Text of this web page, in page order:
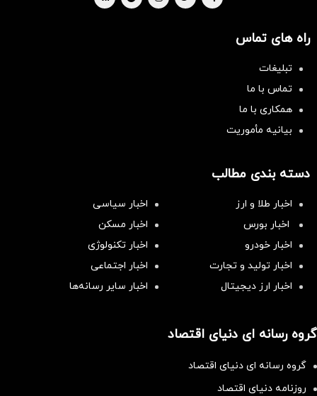
راه های تماس
تبلیغات
تماس با ما
همکاری با ما
بیانیه مأموریت
دسته بندی مطالب
اخبار طلا و ارز
اخبار سیاسی
اخبار بورس
اخبار مسکن
اخبار خودرو
اخبار تکنولوژی
اخبار تولید و تجارت
اخبار اجتماعی
اخبار ارز دیجیتال
اخبار سایر رسانه‌‌ها
گروه رسانه ای دنیای اقتصاد
گروه رسانه ای دنیای اقتصاد
روزنامه دنیای اقتصاد